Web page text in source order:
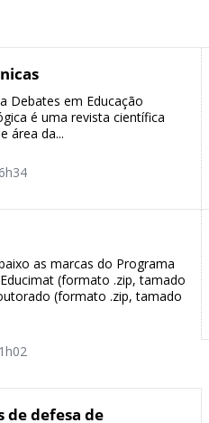
Debates em Educação
é uma revista científica
área da...
as marcas do Programa
(formato .zip, tamado
(formato .zip, tamado
de defesa de